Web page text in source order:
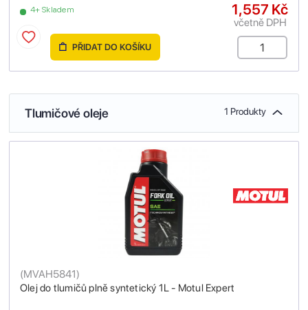
4+ Skladem 1,557 Kč
včetně DPH
PŘIDAT DO KOŠÍKU
Tlumičové oleje 1 Produkty
Olej do tlumičů plně syntetický 1L - Motul Expert
(MVAH5841)